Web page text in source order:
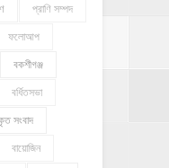
প্রাণি সম্পদ
ফলোআপ
বকশীগঞ্জ
বর্ধিতসভা
সংবাদ
বায়োজিন